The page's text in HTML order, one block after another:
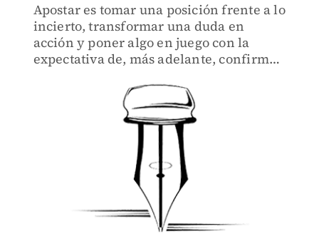
Apostar es tomar una posición frente a lo
incierto, transformar una duda en
acción y poner algo en juego con la
expectativa de, más adelante, confirmar